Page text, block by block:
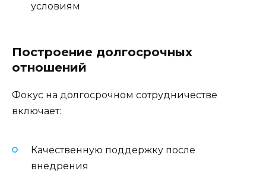
условиям
Построение долгосрочных
отношений
Фокус на долгосрочном сотрудничестве
включает:
Качественную поддержку после
внедрения